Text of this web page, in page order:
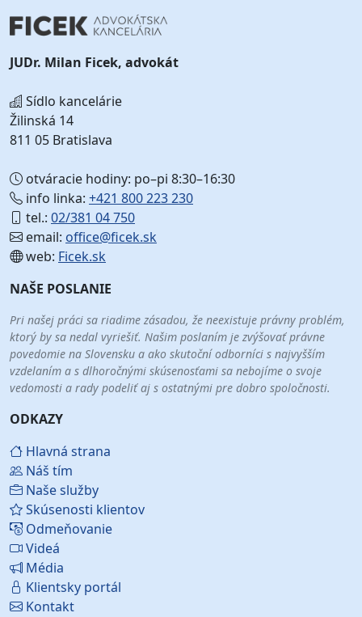
JUDr. Milan Ficek, advokát
Sídlo kancelárie
Žilinská 14
811 05 Bratislava
otváracie hodiny: po–pi 8:30–16:30
info linka: +421 800 223 230
tel.: 02/381 04 750
email: office@ficek.sk
web: Ficek.sk
NAŠE POSLANIE
Pri našej práci sa riadime zásadou, že neexistuje právny problém,
ktorý by sa nedal vyriešiť. Našim poslaním je zvýšovať právne
povedomie na Slovensku a ako skutoční odborníci s najvyšším
vzdelaním a s dlhoročnými skúsenosťami sa nebojíme o svoje
vedomosti a rady podeliť aj s ostatnými pre dobro spoločnosti.
ODKAZY
Hlavná strana
Náš tím
Naše služby
Skúsenosti klientov
Odmeňovanie
Videá
Média
Klientsky portál
Kontakt